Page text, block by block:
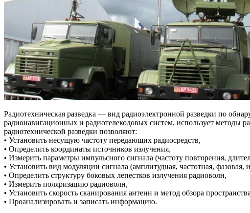
Радиотехническая разведка — вид радиоэлектронной разведки по
радионавигационных и радиотелекодовых систем, использует методы
радиотехнической разведки позволяют:
• Установить несущую частоту передающих радиосредств,
• Определить координаты источников излучения,
• Измерить параметры импульсного сигнала (частоту повторения,
• Установить вид модуляции сигнала (амплитудная, частотная, фазовая,
• Определить структуру боковых лепестков излучения радиоволн,
• Измерить поляризацию радиоволн,
• Установить скорость сканирования антенн и метод обзора
• Проанализировать и записать информацию.